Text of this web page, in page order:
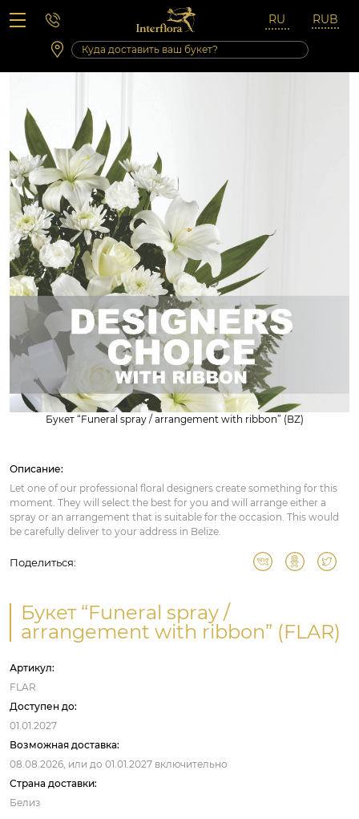
Вопросы-ответы
Сб 10:00 ‐ 14:00
Выходные и праздничные дни
Букет “Funeral spray / arrangement with ribbon” (BZ)
Описание:
Let one of our professional floral designers create something for this
moment. They will select the best for you and will arrange either a
spray or an arrangement that is suitable for the occasion. This would
be carefully deliver to your address in Belize.
Поделиться:
Букет “Funeral spray /
arrangement with ribbon” (FLAR)
Артикул:
FLAR
Доступен до:
01.01.2027
Возможная доставка:
08.08.2026, или до 01.01.2027 включительно
Страна доставки:
Белиз